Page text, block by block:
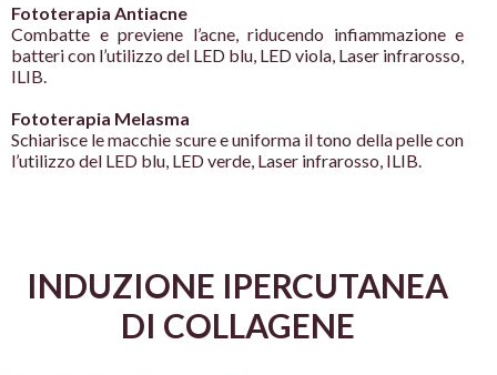
Fototerapia Antiacne
Combatte e previene l’acne, riducendo infiammazione e
battericon l’utilizzo del LED blu, LED viola, Laser infrarosso,
ILIB.
Fototerapia Melasma
Schiarisce le macchie scure euniforma il tono della pelle con
l’utilizzo del LED blu, LED verde, Laser infrarosso, ILIB.
INDUZIONE IPERCUTANEA
DI COLLAGENE